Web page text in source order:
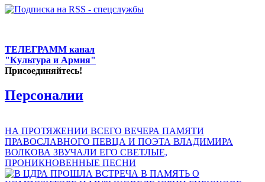
ТЕЛЕГРАММ канал
"Культура и Армия"
Присоединяйтесь!
Персоналии
НА ПРОТЯЖЕНИИ ВСЕГО ВЕЧЕРА ПАМЯТИ
ПРАВОСЛАВНОГО ПЕВЦА И ПОЭТА ВЛАДИМИРА
ВОЛКОВА ЗВУЧАЛИ ЕГО СВЕТЛЫЕ,
ПРОНИКНОВЕННЫЕ ПЕСНИ